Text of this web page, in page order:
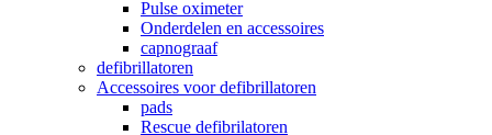
Pulse oximeter
Onderdelen en accessoires
capnograaf
defibrillatoren
Accessoires voor defibrillatoren
pads
Rescue defibrilatoren